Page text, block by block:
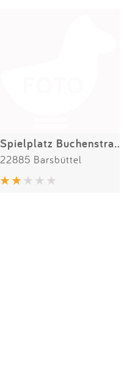
Spielplatz Buchenstraße
22885 Barsbüttel